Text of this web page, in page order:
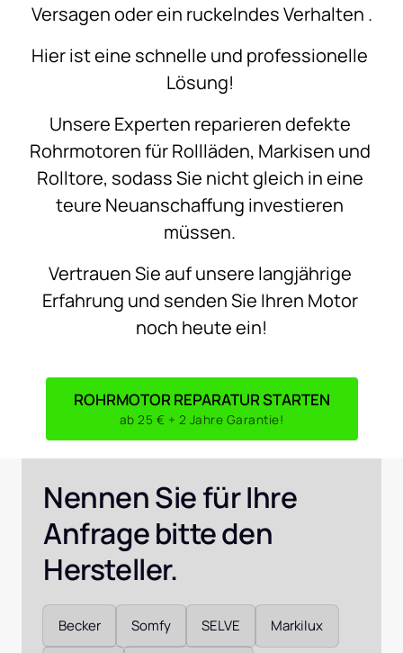
Versagen oder ein ruckelndes Verhalten .
Hier ist eine schnelle und
Lösung!
Unsere Experten reparieren
Rohrmotoren für Rollläden, Markisen
Rolltore, sodass Sie nicht gleich in
teure Neuanschaffung
müssen.
Vertrauen Sie auf unsere
Erfahrung und senden Sie Ihren
Motor
noch heute ein!
ROHRMOTOR REPARATUR STARTEN
ab 25 € + 2 Jahre Garantie!
Nennen Sie für Ihre
Anfrage bitte den
Hersteller.
Auswählen
Becker Somfy SELVE Markilux